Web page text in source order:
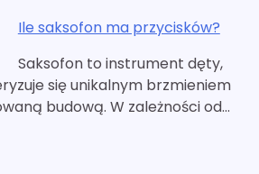
Ile saksofon ma przycisków?
Saksofon to instrument dęty,
się unikalnym brzmieniem
budową. W zależności od…